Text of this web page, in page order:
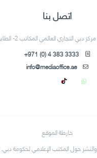
اتصل بنا
دبي التجاري العالمي المكاتب 2- الطابق 7
+971 (0) 4 383 3333
info@mediaoffice.ae
خارطة الموقع